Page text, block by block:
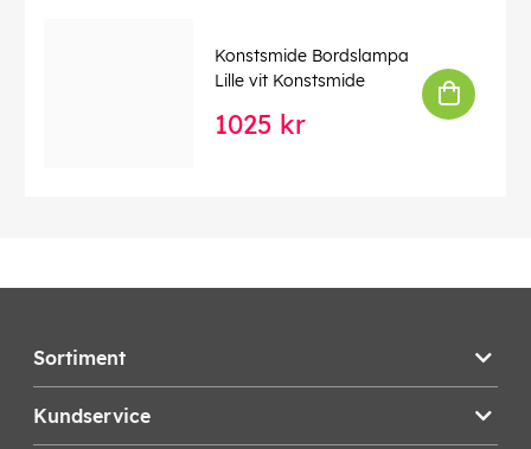
Konstsmide Bordslampa
Lille vit Konstsmide
1025 kr
Sortiment
Kundservice